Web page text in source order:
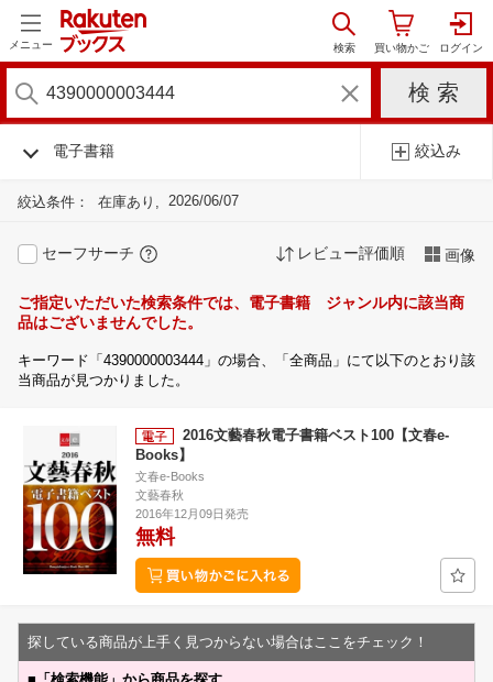
メニュー
電子書籍 絞込み
絞込条件： 在庫あり 2026/06/07
セーフサーチ レビュー評価順 画像
ご指定いただいた検索条件では、電子書籍 ジャンル内に該当商
品はございませんでした。
キーワード「4390000003444」の場合、「全商品」にて以下のとおり該
当商品が見つかりました。
2016文藝春秋電子書籍ベスト100【文春e-
Books】
文春e-Books
文藝春秋
2016年12月09日発売
無料
探している商品が上手く見つからない場合はここをチェック！